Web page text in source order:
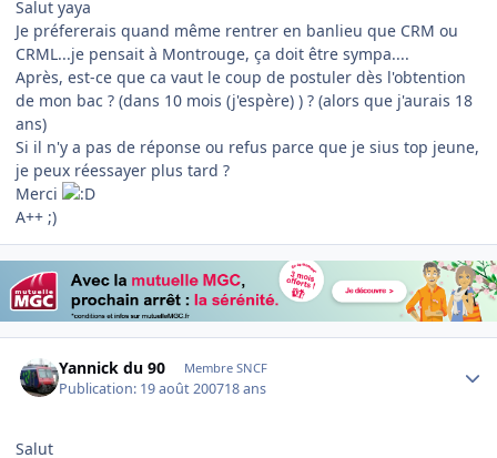
Salut yaya
Je préfererais quand même rentrer en banlieu que CRM ou
CRML...je pensait à Montrouge, ça doit être sympa....
Après, est-ce que ca vaut le coup de postuler dès l'obtention
de mon bac ? (dans 10 mois (j'espère) ) ? (alors que j'aurais 18
ans)
Si il n'y a pas de réponse ou refus parce que je sius top jeune,
je peux réessayer plus tard ?
Merci
A++ ;)
Yannick du 90 Membre SNCF
Publication: 19 août 200718 ans
Salut